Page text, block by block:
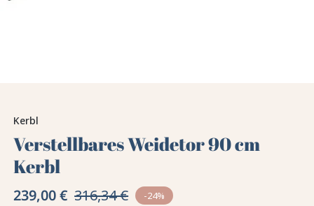
Kerbl
Verstellbares Weidetor 90 cm
Kerbl
239,00 € 316,34 € -24%